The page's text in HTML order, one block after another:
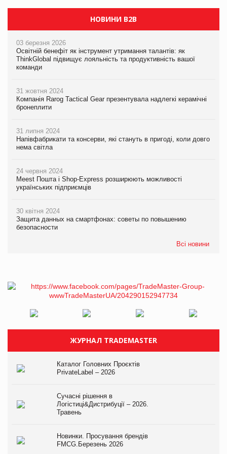
НОВИНИ B2B
03 березня 2026
Освітній бенефіт як інструмент утримання талантів: як
ThinkGlobal підвищує лояльність та продуктивність вашої
команди
31 жовтня 2024
Компанія Rarog Tactical Gear презентувала надлегкі керамічні
бронеплити
31 липня 2024
Напівфабрикати та консерви, які стануть в пригоді, коли довго
нема світла
24 червня 2024
Meest Пошта і Shop-Express розширюють можливості
українських підприємців
30 квітня 2024
Защита данных на смартфонах: советы по повышению
безопасности
Всі новини
ЖУРНАЛ TRADEMASTER
Каталог Головних Проєктів
PrivateLabel – 2026
Сучасні рішення в
Логістиці&Дистрибуції – 2026.
Травень
Новинки. Просування брендів
FMCG.Березень 2026